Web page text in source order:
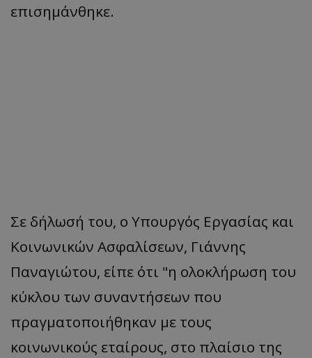
επισημάνθηκε.
Σε δήλωσή του, ο Υπουργός Εργασίας και
Κοινωνικών Ασφαλίσεων, Γιάννης
Παναγιώτου, είπε ότι "η ολοκλήρωση του
κύκλου των συναντήσεων που
πραγματοποιήθηκαν με τους
κοινωνικούς εταίρους, στο πλαίσιο της